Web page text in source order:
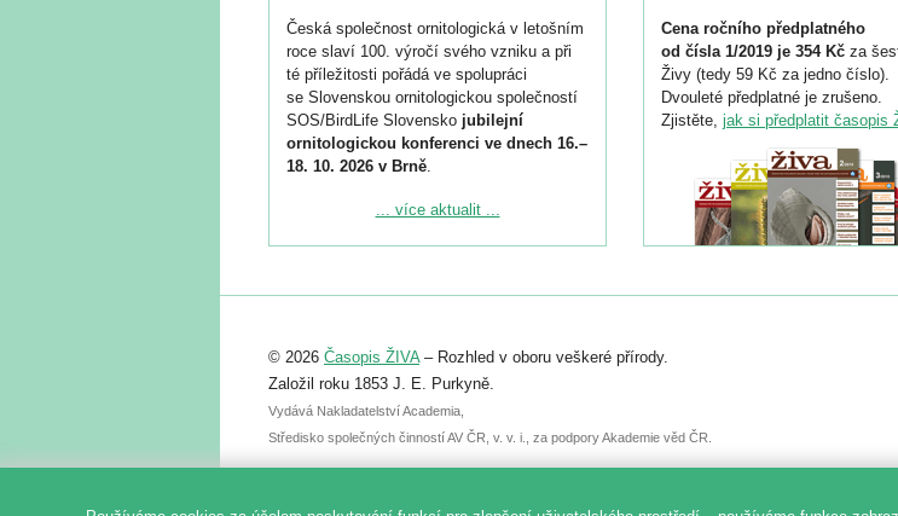
Česká společnost ornitologická v letošním
roce slaví 100. výročí svého vzniku a při
té příležitosti pořádá ve spolupráci
se Slovenskou ornitologickou společností
SOS/BirdLife Slovensko jubilejní
ornitologickou konferenci ve dnech 16.–
18. 10. 2026 v Brně.
Podrobnější informace ke konferenci
Registrovat se můžete do 6. září.
abstraktu přihlášené přednášky nebo
posteru je už 30. června.
... více aktualit ...
Cena ročního předplatného
od čísla 1/2019 je 354 Kč za
Živy (tedy 59 Kč za jedno číslo).
Dvouleté předplatné je zrušeno.
Zjistěte, jak si předplatit časopis
© 2026 Časopis ŽIVA– Rozhled v oboru veškeré přírody.
Založil roku 1853 J. E. Purkyně.
Vydává Nakladatelství Academia,
Středisko společných činností AV ČR, v. v. i., za podpory Akademie věd ČR.